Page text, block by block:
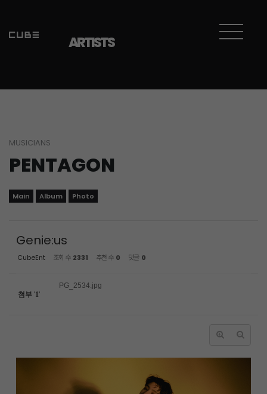
ARTISTS
MUSICIANS
PENTAGON
Main Album Photo
Genie:us
CubeEnt 조회 수 2331 추천 수 0 댓글 0
첨부 '1'
PG_2534.jpg